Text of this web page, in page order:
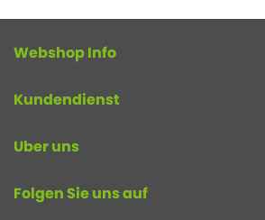
Webshop Info
Kundendienst
Uber uns
Folgen Sie uns auf